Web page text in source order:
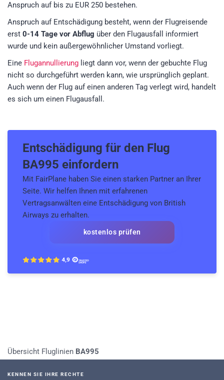
Anspruch auf bis zu EUR 250 bestehen.
Anspruch auf Entschädigung besteht, wenn der Flugreisende
erst 0-14 Tage vor Abflug über den Flugausfall informiert
wurde und kein außergewöhnlicher Umstand vorliegt.
Eine Flugannullierung liegt dann vor, wenn der gebuchte Flug
nicht so durchgeführt werden kann, wie ursprünglich geplant.
Auch wenn der Flug auf einen anderen Tag verlegt wird, handelt
es sich um einen Flugausfall.
Entschädigung für den Flug
BA995 einfordern
Mit FairPlane haben Sie einen starken Partner an Ihrer
Seite. Wir helfen Ihnen mit erfahrenen
Vertragsanwälten eine Entschädigung von British
Airways zu erhalten.
kostenlos prüfen
Übersicht Fluglinien BA995
KENNEN SIE IHRE RECHTE